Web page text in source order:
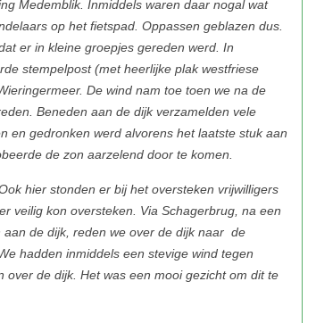
Medemblik. Inmiddels waren daar nogal wat
op het fietspad. Oppassen geblazen dus.
er in kleine groepjes gereden werd. In
stempelpost (met heerlijke plak westfriese
De wind nam toe toen we na de
Beneden aan de dijk verzamelden vele
en gedronken werd alvorens het laatste stuk aan
de zon aarzelend door te komen.
hier stonden er bij het oversteken vrijwilligers
veilig kon oversteken. Via Schagerbrug, na een
de dijk, reden we over de dijk naar de
hadden inmiddels een stevige wind tegen
de dijk. Het was een mooi gezicht om dit te